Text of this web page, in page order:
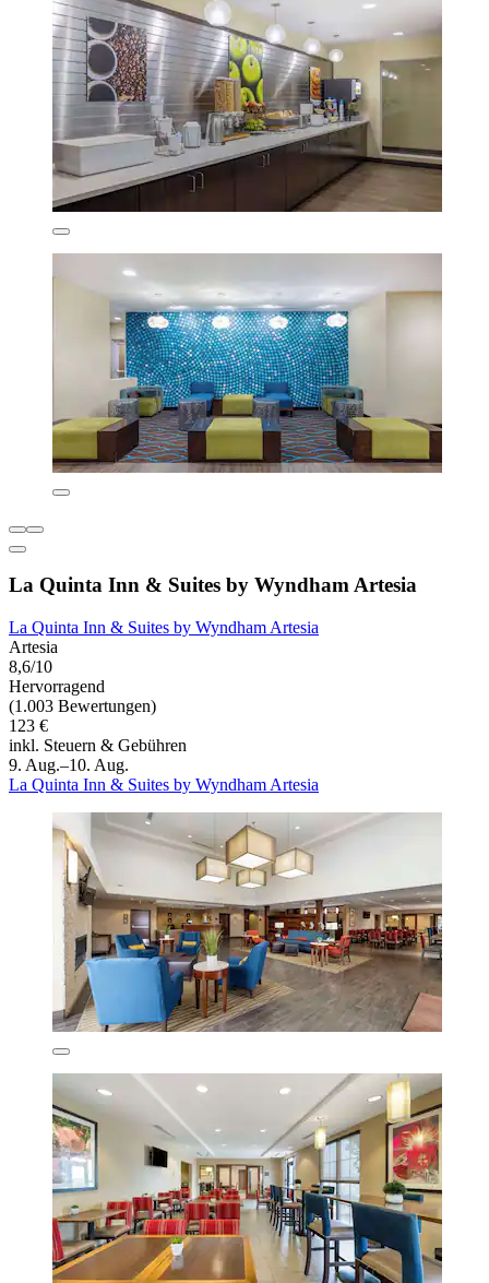
La Quinta Inn & Suites by Wyndham Artesia
La Quinta Inn & Suites by Wyndham Artesia
Artesia
8,6/10
Hervorragend
(1.003 Bewertungen)
123 €
inkl. Steuern & Gebühren
9. Aug.–10. Aug.
La Quinta Inn & Suites by Wyndham Artesia